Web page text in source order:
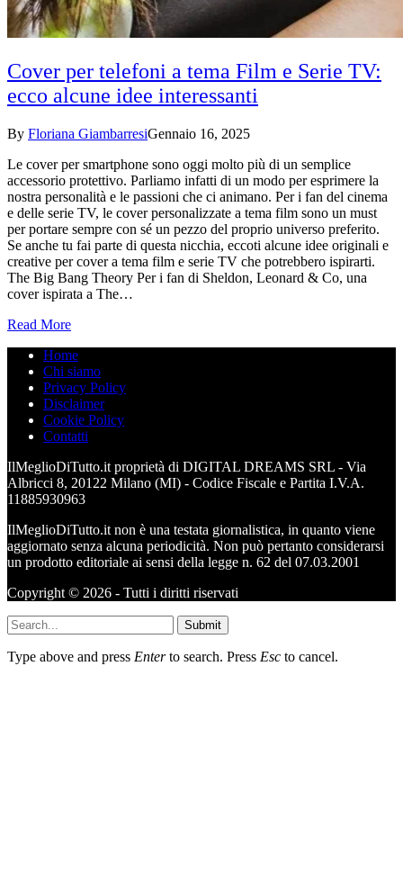
Cover per telefoni a tema Film e Serie TV:
ecco alcune idee interessanti
By Floriana GiambarresiGennaio 16, 2025
Le cover per smartphone sono oggi molto più di un semplice
accessorio protettivo. Parliamo infatti di un modo per esprimere la
nostra personalità e le passioni che ci animano. Per i fan del cinema
e delle serie TV, le cover personalizzate a tema film sono un must
per portare sempre con sé un pezzo del proprio universo preferito.
Se anche tu fai parte di questa nicchia, eccoti alcune idee originali e
creative per cover a tema film e serie TV che potrebbero ispirarti.
The Big Bang Theory Per i fan di Sheldon, Leonard & Co, una
cover ispirata a The…
Read More
Home
Chi siamo
Privacy Policy
Disclaimer
Cookie Policy
Contatti
IlMeglioDiTutto.it proprietà di DIGITAL DREAMS SRL - Via
Albricci 8, 20122 Milano (MI) - Codice Fiscale e Partita I.V.A.
11885930963
IlMeglioDiTutto.it non è una testata giornalistica, in quanto viene
aggiornato senza alcuna periodicità. Non può pertanto considerarsi
un prodotto editoriale ai sensi della legge n. 62 del 07.03.2001
Copyright © 2026 - Tutti i diritti riservati
Submit
Type above and press Enterto search. Press Esc to cancel.